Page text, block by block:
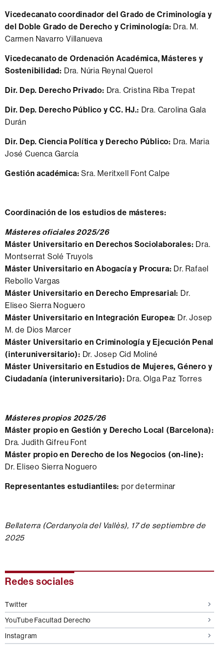
Vicedecanato coordinador del Grado de Criminología y
del Doble Grado de Derecho y Criminología: Dra. M.
Carmen Navarro Villanueva
Vicedecanato de Ordenación Académica, Másteres y
Sostenibilidad: Dra. Núria Reynal Querol
Dir. Dep. Derecho Privado: Dra. Cristina Riba Trepat
Dir. Dep. Derecho Público y CC. HJ.: Dra. Carolina Gala
Durán
Dir. Dep. Ciencia Política y Derecho Público: Dra. Maria
José Cuenca García
Gestión académica: Sra. Meritxell Font Calpe
Coordinación de los estudios de másteres:
Másteres oficiales 2025/26
Máster Universitario en Derechos Sociolaborales: Dra.
Montserrat Solé Truyols
Máster Universitario en Abogacía y Procura: Dr. Rafael
Rebollo Vargas
Máster Universitario en Derecho Empresarial: Dr.
Eliseo Sierra Noguero
Máster Universitario en Integración Europea: Dr. Josep
M. de Dios Marcer
Máster Universitario en Criminología y Ejecución Penal
(interuniversitario): Dr. Josep Cid Moliné
Máster Universitario en Estudios de Mujeres, Género y
Ciudadanía (interuniversitario): Dra. Olga Paz Torres
Másteres propios 2025/26
Máster propio en Gestión y Derecho Local (Barcelona):
Dra. Judith Gifreu Font
Máster propio en Derecho de los Negocios (on-line):
Dr. Eliseo Sierra Noguero
Representantes estudiantiles: por determinar
Bellaterra (Cerdanyola del Vallès), 17 de septiembre de
2025
Información
Redes sociales
Twitter
YouTube Facultad Derecho
Instagram